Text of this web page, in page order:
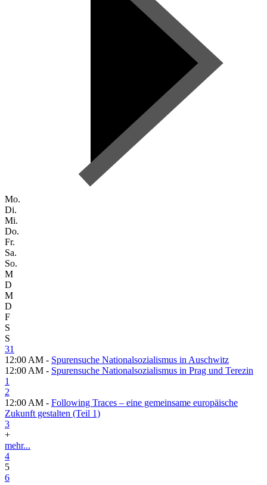
Mo.
Di.
Mi.
Do.
Fr.
Sa.
So.
M
D
M
D
F
S
S
31
12:00 AM - Spurensuche Nationalsozialismus in Auschwitz
12:00 AM - Spurensuche Nationalsozialismus in Prag und Terezin
1
2
12:00 AM - Following Traces – eine gemeinsame europäische
Zukunft gestalten (Teil 1)
3
+
mehr...
4
5
6